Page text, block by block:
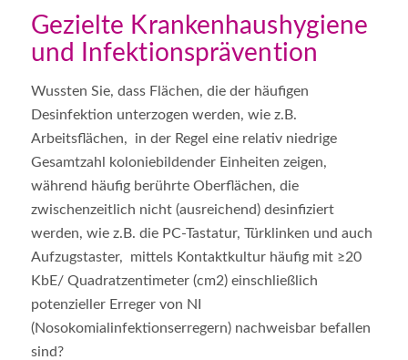
Gezielte Krankenhaushygiene
und Infektionsprävention
Wussten Sie, dass Flächen, die der häufigen
Desinfektion unterzogen werden, wie z.B.
Arbeitsflächen, in der Regel eine relativ niedrige
Gesamtzahl koloniebildender Einheiten zeigen,
während häufig berührte Oberflächen, die
zwischenzeitlich nicht (ausreichend) desinfiziert
werden, wie z.B. die PC-Tastatur, Türklinken und auch
Aufzugstaster, mittels Kontaktkultur häufig mit ≥20
KbE/ Quadratzentimeter (cm2) einschließlich
potenzieller Erreger von NI
(Nosokomialinfektionserregern) nachweisbar befallen
sind?